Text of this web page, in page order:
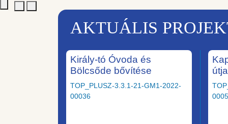
AKTUÁLIS
Király-tó Óvoda és
Bölcsőde bővítése
TOP_PLUSZ-3.3.1-21-GM1-2022-
00036